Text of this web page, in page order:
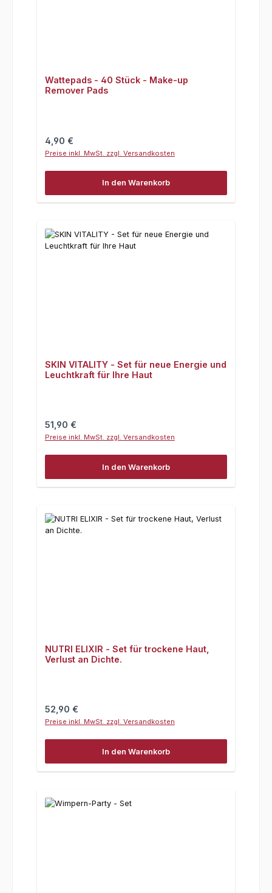
Wattepads - 40 Stück - Make-up
Remover Pads
Regulärer Preis:
4,90 €
Preise inkl. MwSt. zzgl. Versandkosten
In den Warenkorb
SKIN VITALITY - Set für neue Energie und
Leuchtkraft für Ihre Haut
Regulärer Preis:
51,90 €
Preise inkl. MwSt. zzgl. Versandkosten
In den Warenkorb
NUTRI ELIXIR - Set für trockene Haut,
Verlust an Dichte.
Regulärer Preis:
52,90 €
Preise inkl. MwSt. zzgl. Versandkosten
In den Warenkorb